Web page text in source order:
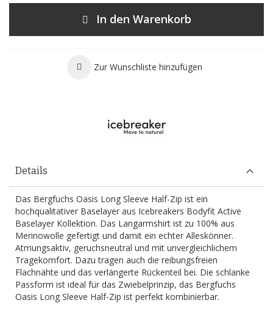
In den Warenkorb
Zur Wunschliste hinzufügen
Details
Das Bergfuchs Oasis Long Sleeve Half-Zip ist ein
hochqualitativer Baselayer aus Icebreakers Bodyfit Active
Baselayer Kollektion. Das Langarmshirt ist zu 100% aus
Merinowolle gefertigt und damit ein echter Alleskönner.
Atmungsaktiv, geruchsneutral und mit unvergleichlichem
Tragekomfort. Dazu tragen auch die reibungsfreien
Flachnähte und das verlängerte Rückenteil bei. Die schlanke
Passform ist ideal für das Zwiebelprinzip, das Bergfuchs
Oasis Long Sleeve Half-Zip ist perfekt kombinierbar.